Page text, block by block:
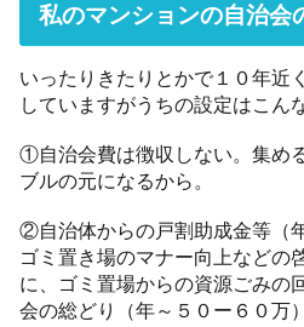
私のマンションの自治会
いったりきたりとかで１０年近
していますがうちの設定はこん
①自治会費は徴収しない。集め
ブルの元になるから。
②自治体からの戸割助成金等（
ゴミ置き場のマナー向上などの
に、ゴミ置場からの資源ごみの
会の総どり（年～５０ー６０万）